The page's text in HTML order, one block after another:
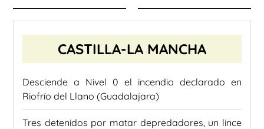
CASTILLA-LA MANCHA
Desciende a Nivel 0 el incendio declarado en
Riofrío del Llano (Guadalajara)
Tres detenidos por matar depredadores, un lince